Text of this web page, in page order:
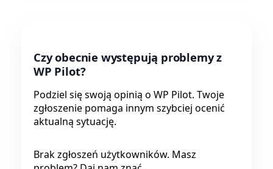
Czy obecnie występują problemy z
WP Pilot?
Podziel się swoją opinią o WP Pilot. Twoje
zgłoszenie pomaga innym szybciej ocenić
aktualną sytuację.
Brak zgłoszeń użytkowników. Masz